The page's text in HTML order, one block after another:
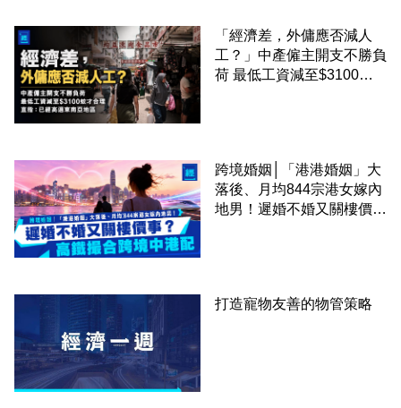
「經濟差，外傭應否減人
工？」中產僱主開支不勝負
荷 最低工資減至$3100蚊
跨境婚姻│「港港婚姻」大
落後、月均844宗港女嫁內
地男！遲婚不婚又關樓價
打造寵物友善的物管策略